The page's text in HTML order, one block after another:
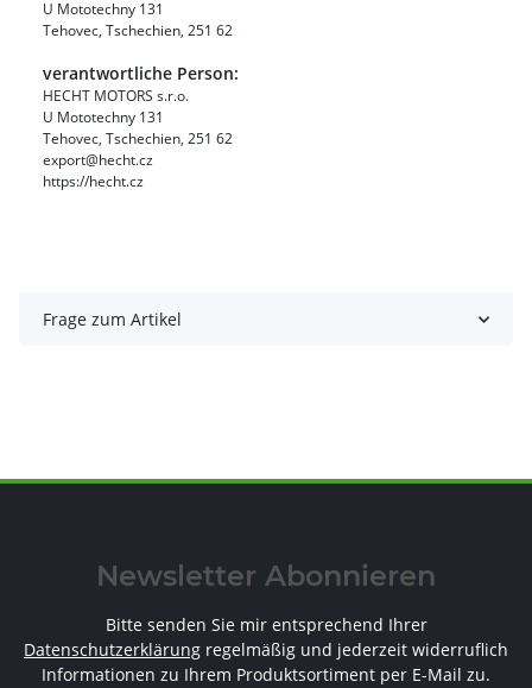
U Mototechny 131
Tehovec, Tschechien, 251 62
verantwortliche Person:
HECHT MOTORS s.r.o.
U Mototechny 131
Tehovec, Tschechien, 251 62
export@hecht.cz
https://hecht.cz
Frage zum Artikel
Newsletter Abonnieren
Bitte senden Sie mir entsprechend Ihrer
Datenschutzerklärung regelmäßig und jederzeit widerruflich
Informationen zu Ihrem Produktsortiment per E-Mail zu.